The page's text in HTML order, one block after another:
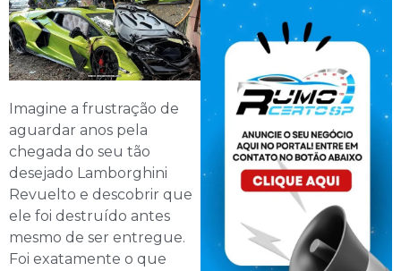
Imagine a frustração de
aguardar anos pela
chegada do seu tão
desejado Lamborghini
Revuelto e descobrir que
ele foi destruído antes
mesmo de ser entregue.
Foi exatamente o que